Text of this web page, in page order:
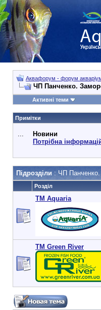
Аквафорум - форум
ЧП Панченко.
Активні теми
Примітки
...
Новини
Потрібна
Підрозділи : ЧП
Розділ
ТМ Aquaria
TM Green River